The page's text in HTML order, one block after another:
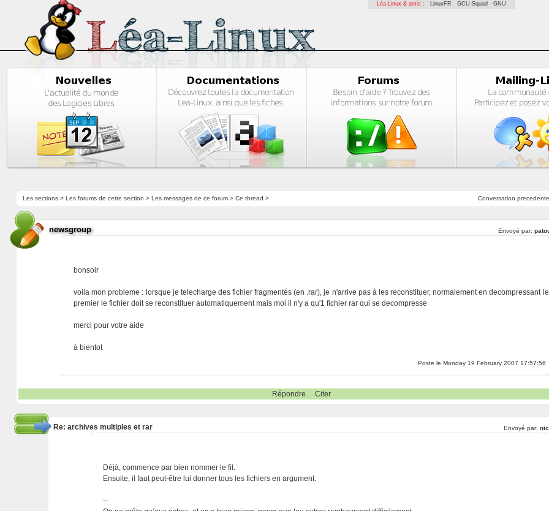
Léa-Linux & amis : LinuxFR GCU-Squad GNU
Conversation precedente
Les sections> Les forums de cette section > Les messages de ce forum> Ce thread >
newsgroup Envoyé par:
bonsoir
voila mon probleme : lorsque je telecharge des fichier fragmentés (en .rar), je n'arrive pas à les reconstituer, normalement en decompressant le
premier le fichier doit se reconstituer automatiquement mais moi il n'y a qu'1 fichier rar qui se decompresse
merci pour votre aide
à bientot
Poste le Monday 19 February 2007 17:57:56
Répondre Citer
Re: archives multiples et rar Envoyé par:
Déjà, commence par bien nommer le fil.
Ensuite, il faut peut-être lui donner tous les fichiers en argument.
--